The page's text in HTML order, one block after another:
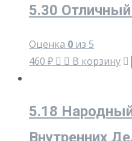
5.30
Оценка 0 из 5
460 ₽ В корзину
5.18
Внутренних